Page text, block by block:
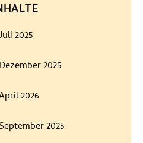
2025
2025
2026
2025